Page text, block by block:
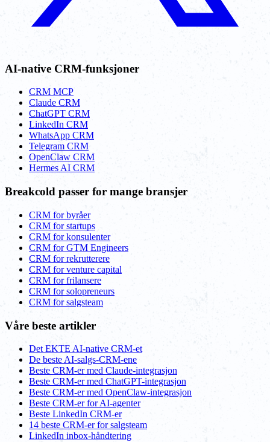
AI-native CRM-funksjoner
CRM MCP
Claude CRM
ChatGPT CRM
LinkedIn CRM
WhatsApp CRM
Telegram CRM
OpenClaw CRM
Hermes AI CRM
Breakcold passer for mange bransjer
CRM for byråer
CRM for startups
CRM for konsulenter
CRM for GTM Engineers
CRM for rekrutterere
CRM for venture capital
CRM for frilansere
CRM for solopreneurs
CRM for salgsteam
Våre beste artikler
Det EKTE AI-native CRM-et
De beste AI-salgs-CRM-ene
Beste CRM-er med Claude-integrasjon
Beste CRM-er med ChatGPT-integrasjon
Beste CRM-er med OpenClaw-integrasjon
Beste CRM-er for AI-agenter
Beste LinkedIn CRM-er
14 beste CRM-er for salgsteam
LinkedIn inbox-håndtering